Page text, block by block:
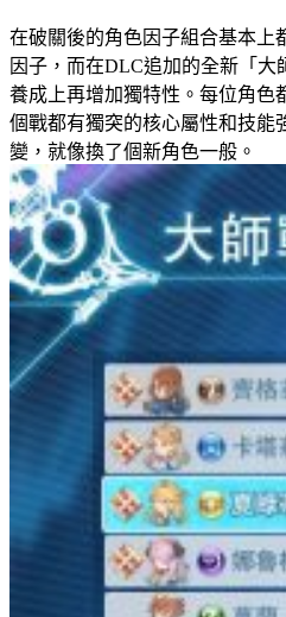
在破關後的角色因子組合基本上
因子，而在DLC追加的全新「大
養成上再增加獨特性。每位角色
個戰都有獨突的核心屬性和技能
變，就像換了個新角色一般。